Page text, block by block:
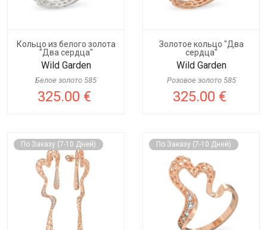
Кольцо из белого золота
"Два сердца"
Wild Garden
Белое золото 585
325.00 €
Золотое кольцо "Два
сердца"
Wild Garden
Розовое золото 585
325.00 €
По Заказу (7-10 Дней) По Заказу (7-10 Дней)